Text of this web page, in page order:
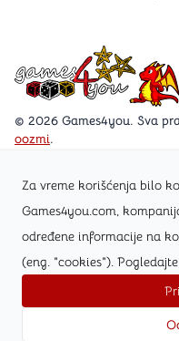
Za vreme korišćenja bilo
Games4you.com,
određene informacije na
(eng. "cookies").
Games4you logo
© 2026 Games4you. Sva
oozmi.
Posetite Facebook
Zapratite Instagram